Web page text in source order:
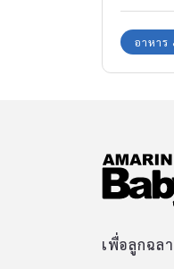
อาหาร
เพื่อลูกฉล